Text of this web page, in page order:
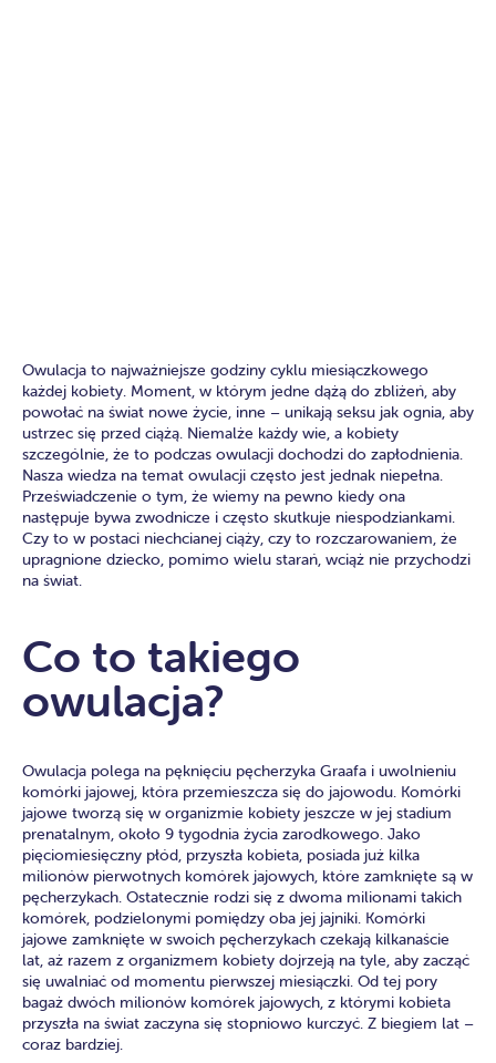
Owulacja to najważniejsze godziny cyklu miesiączkowego
każdej kobiety. Moment, w którym jedne dążą do zbliżeń, aby
powołać na świat nowe życie, inne – unikają seksu jak ognia, aby
ustrzec się przed ciążą. Niemalże każdy wie, a kobiety
szczególnie, że to podczas owulacji dochodzi do zapłodnienia.
Nasza wiedza na temat owulacji często jest jednak niepełna.
Przeświadczenie o tym, że wiemy na pewno kiedy ona
następuje bywa zwodnicze i często skutkuje niespodziankami.
Czy to w postaci niechcianej ciąży, czy to rozczarowaniem, że
upragnione dziecko, pomimo wielu starań, wciąż nie przychodzi
na świat.
Co to takiego
owulacja?
Owulacja polega na pęknięciu pęcherzyka Graafa i uwolnieniu
komórki jajowej, która przemieszcza się do jajowodu. Komórki
jajowe tworzą się w organizmie kobiety jeszcze w jej stadium
prenatalnym, około 9 tygodnia życia zarodkowego. Jako
pięciomiesięczny płód, przyszła kobieta, posiada już kilka
milionów pierwotnych komórek jajowych, które zamknięte są w
pęcherzykach. Ostatecznie rodzi się z dwoma milionami takich
komórek, podzielonymi pomiędzy oba jej jajniki. Komórki
jajowe zamknięte w swoich pęcherzykach czekają kilkanaście
lat, aż razem z organizmem kobiety dojrzeją na tyle, aby zacząć
się uwalniać od momentu pierwszej miesiączki. Od tej pory
bagaż dwóch milionów komórek jajowych, z którymi kobieta
przyszła na świat zaczyna się stopniowo kurczyć. Z biegiem lat –
coraz bardziej.